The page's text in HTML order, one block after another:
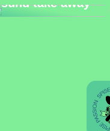
sund take away